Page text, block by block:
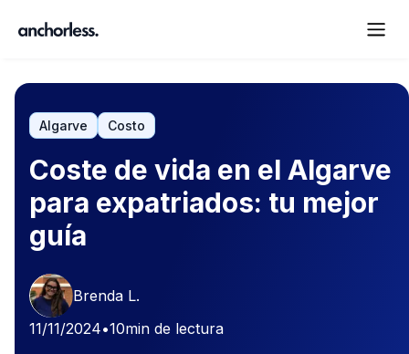
Algarve Costo
Coste de vida en el Algarve
para expatriados: tu mejor
guía
Brenda L.
11/11/2024•10min de lectura